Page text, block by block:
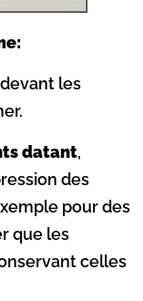
les
datant,
des
pour des
que les
celles